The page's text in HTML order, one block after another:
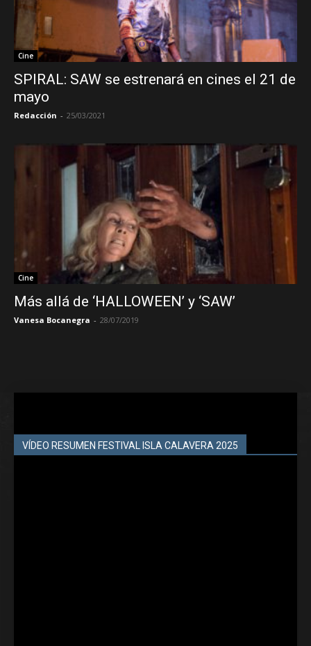
Cine
SPIRAL: SAW se estrenará en cines el 21 de
mayo
Redacción - 25/03/2021
Cine
Más allá de ‘HALLOWEEN’ y ‘SAW’
Vanesa Bocanegra - 28/07/2019
VÍDEO RESUMEN FESTIVAL ISLA CALAVERA 2025